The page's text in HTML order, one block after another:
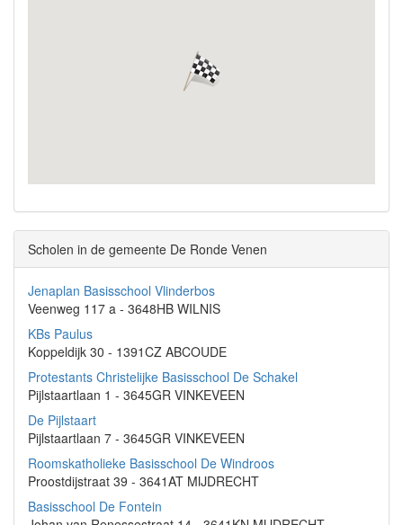
Scholen in de gemeente De Ronde Venen
Jenaplan Basisschool Vlinderbos
Veenweg 117 a - 3648HB WILNIS
KBs Paulus
Koppeldijk 30 - 1391CZ ABCOUDE
Protestants Christelijke Basisschool De Schakel
Pijlstaartlaan 1 - 3645GR VINKEVEEN
De Pijlstaart
Pijlstaartlaan 7 - 3645GR VINKEVEEN
Roomskatholieke Basisschool De Windroos
Proostdijstraat 39 - 3641AT MIJDRECHT
Basisschool De Fontein